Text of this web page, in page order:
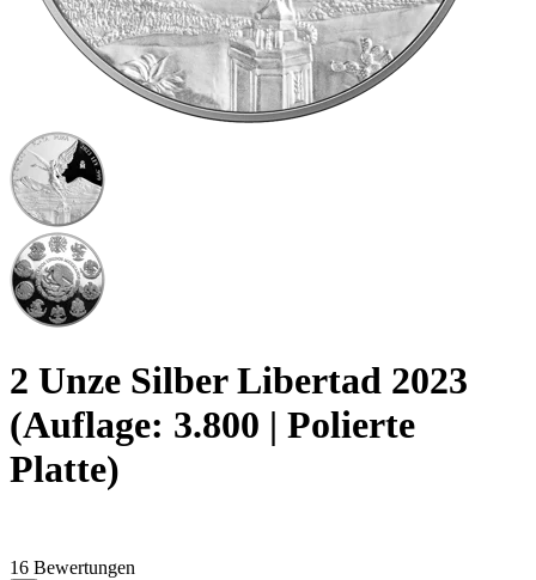
2 Unze Silber Libertad 2023
(Auflage: 3.800 | Polierte
Platte)
16 Bewertungen